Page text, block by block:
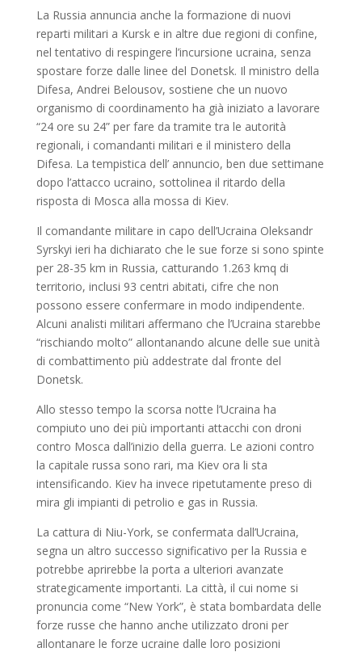
La Russia annuncia anche la formazione di nuovi
reparti militari a Kursk e in altre due regioni di confine,
nel tentativo di respingere l’incursione ucraina, senza
spostare forze dalle linee del Donetsk. Il ministro della
Difesa, Andrei Belousov, sostiene che un nuovo
organismo di coordinamento ha già iniziato a lavorare
“24 ore su 24” per fare da tramite tra le autorità
regionali, i comandanti militari e il ministero della
Difesa. La tempistica dell’ annuncio, ben due settimane
dopo l’attacco ucraino, sottolinea il ritardo della
risposta di Mosca alla mossa di Kiev.
Il comandante militare in capo dell’Ucraina Oleksandr
Syrskyi ieri ha dichiarato che le sue forze si sono spinte
per 28-35 km in Russia, catturando 1.263 kmq di
territorio, inclusi 93 centri abitati, cifre che non
possono essere confermare in modo indipendente.
Alcuni analisti militari affermano che l’Ucraina starebbe
“rischiando molto” allontanando alcune delle sue unità
di combattimento più addestrate dal fronte del
Donetsk.
Allo stesso tempo la scorsa notte l’Ucraina ha
compiuto uno dei più importanti attacchi con droni
contro Mosca dall’inizio della guerra. Le azioni contro
la capitale russa sono rari, ma Kiev ora li sta
intensificando. Kiev ha invece ripetutamente preso di
mira gli impianti di petrolio e gas in Russia.
La cattura di Niu-York, se confermata dall’Ucraina,
segna un altro successo significativo per la Russia e
potrebbe aprirebbe la porta a ulteriori avanzate
strategicamente importanti. La città, il cui nome si
pronuncia come “New York”, è stata bombardata delle
forze russe che hanno anche utilizzato droni per
allontanare le forze ucraine dalle loro posizioni